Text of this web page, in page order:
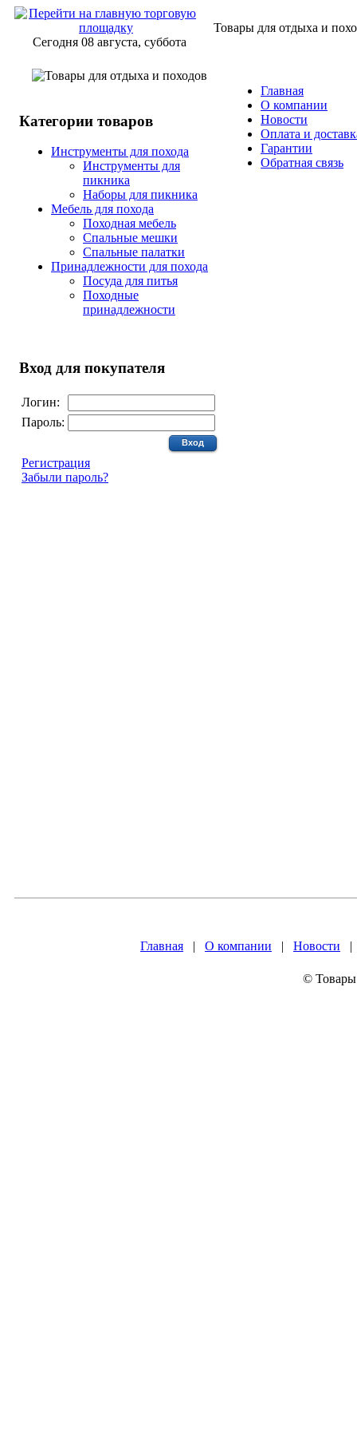
Сегодня 08 августа, суббота
Товары для отдыха и
Категории товаров
Инструменты для похода
Инструменты для
пикника
Наборы для пикника
Мебель для похода
Походная мебель
Спальные мешки
Спальные палатки
Принадлежности для похода
Посуда для питья
Походные
принадлежности
Вход для покупателя
Логин:
Пароль:
Регистрация
Забыли пароль?
Главная
О компании
Новости
Оплата и
Гарантии
Обратная связь
Главная | О компании | Новости
© Товары